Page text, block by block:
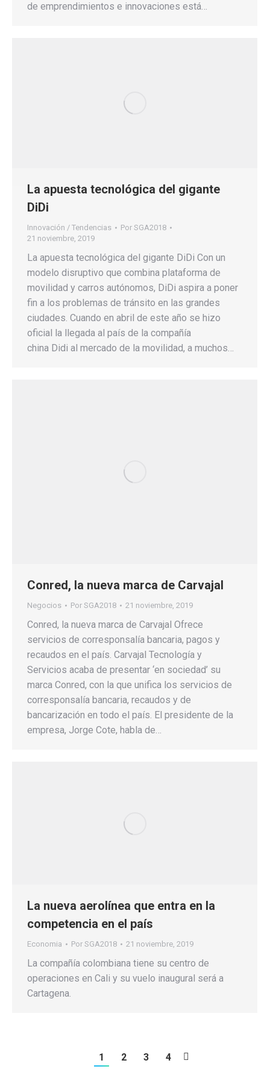
de emprendimientos e innovaciones está…
La apuesta tecnológica del gigante
DiDi
Innovación / Tendencias Por SGA2018
21 noviembre, 2019
La apuesta tecnológica del gigante DiDi Con un
modelo disruptivo que combina plataforma de
movilidad y carros autónomos, DiDi aspira a poner
fin a los problemas de tránsito en las grandes
ciudades. Cuando en abril de este año se hizo
oficial la llegada al país de la compañía
china Didi al mercado de la movilidad, a muchos…
Conred, la nueva marca de Carvajal
Negocios Por SGA2018 21 noviembre, 2019
Conred, la nueva marca de Carvajal Ofrece
servicios de corresponsalía bancaria, pagos y
recaudos en el país. Carvajal Tecnología y
Servicios acaba de presentar ‘en sociedad’ su
marca Conred, con la que unifica los servicios de
corresponsalía bancaria, recaudos y de
bancarización en todo el país. El presidente de la
empresa, Jorge Cote, habla de…
La nueva aerolínea que entra en la
competencia en el país
Economia Por SGA2018 21 noviembre, 2019
La compañía colombiana tiene su centro de
operaciones en Cali y su vuelo inaugural será a
Cartagena.
1 2 3 4